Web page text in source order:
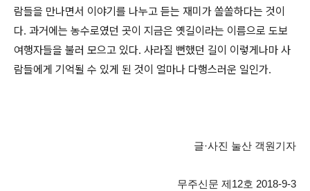
람들을 만나면서 이야기를 나누고 듣는 재미가 쏠쏠하다는 것이
다. 과거에는 농수로였던 곳이 지금은 옛길이라는 이름으로 도보
여행자들을 불러 모으고 있다. 사라질 뻔했던 길이 이렇게나마 사
람들에게 기억될 수 있게 된 것이 얼마나 다행스러운 일인가.
글·사진 눌산 객원기자
무주신문 제12호 2018-9-3